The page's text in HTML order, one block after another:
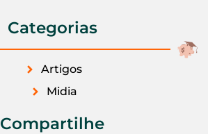
Categorias
Artigos
Midia
Compartilhe